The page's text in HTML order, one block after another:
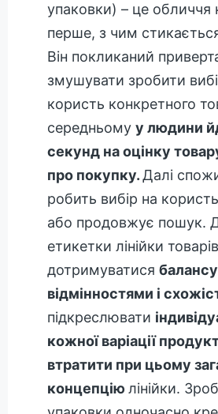
упаковки) – це обличчя
перше, з чим
Він покликаний
змушувати зробити
користь конкретного
середньому у людини
секунд на оцінку
про покупку.Далі
робить вибір на
або продовжує пошук.
етикетки лінійки
дотримуватися
відмінностями і
підкреслювати
кожної варіації
втратити при цьому
концепцію лінійки.